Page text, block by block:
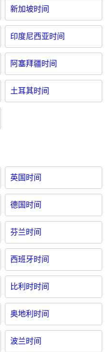
新加坡时间
印度尼西亚时间
阿塞拜疆时间
土耳其时间
英国时间
德国时间
芬兰时间
西班牙时间
比利时时间
奥地利时间
波兰时间